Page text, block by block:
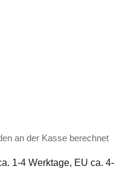
an der Kasse berechnet
1-4 Werktage, EU ca. 4-